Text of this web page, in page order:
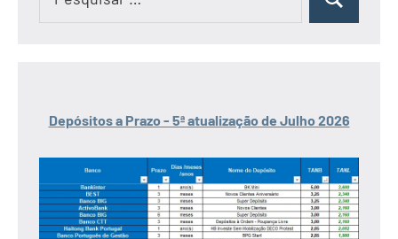
Pesquisar
Depósitos a Prazo - 5ª atualização de Julho 2026